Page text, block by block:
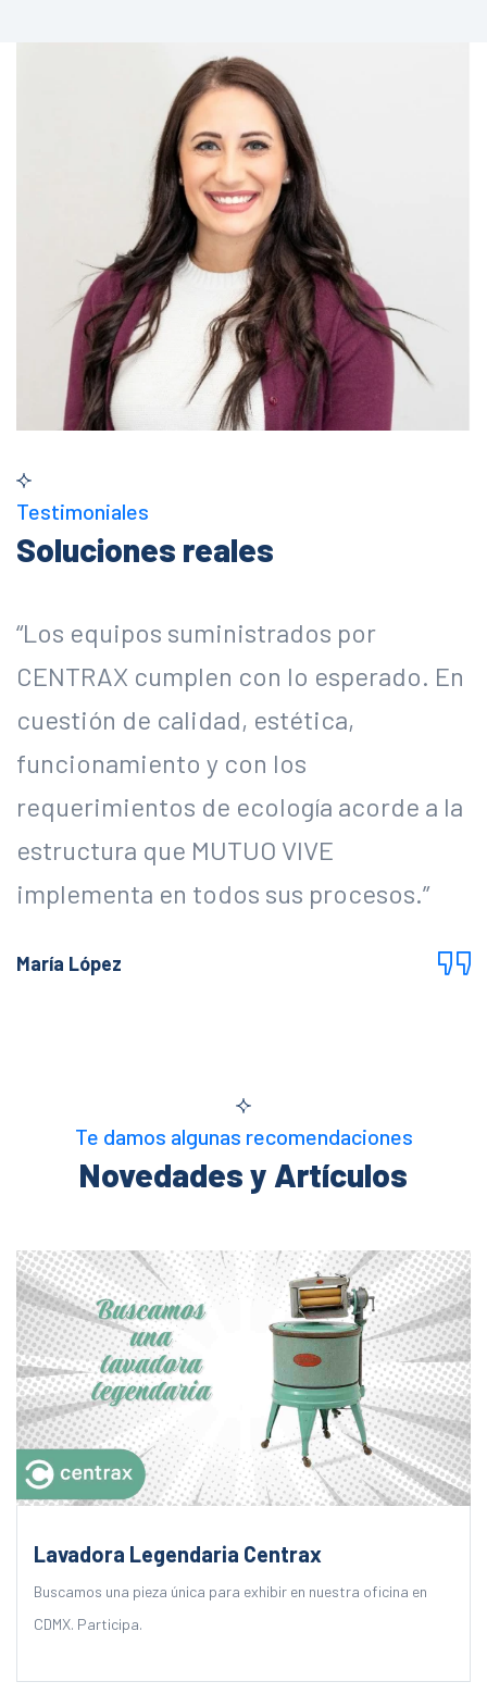
Testimoniales
Soluciones reales
“Los equipos suministrados por
CENTRAX cumplen con lo esperado. En
cuestión de calidad, estética,
funcionamiento y con los
requerimientos de ecología acorde a la
estructura que MUTUO VIVE
implementa en todos sus procesos.”
María López
Te damos algunas recomendaciones
Novedades y Artículos
Lavadora Legendaria Centrax
Buscamos una pieza única para exhibir en nuestra oficina en
CDMX. Participa.